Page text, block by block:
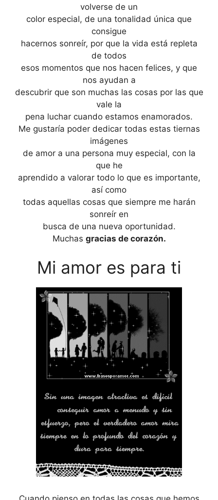
volverse de un
color especial, de una tonalidad única que
consigue
hacernos sonreír, por que la vida está repleta
de todos
esos momentos que nos hacen felices, y que
nos ayudan a
descubrir que son muchas las cosas por las que
vale la
pena luchar cuando estamos enamorados.
Me gustaría poder dedicar todas estas tiernas
imágenes
de amor a una persona muy especial, con la
que he
aprendido a valorar todo lo que es importante,
así como
todas aquellas cosas que siempre me harán
sonreír en
busca de una nueva oportunidad.
Muchas gracias de corazón.
Mi amor es para ti